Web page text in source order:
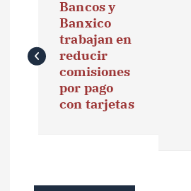
v
Bancos y
Banxico
trabajan en
reducir
comisiones
por pago
con tarjetas